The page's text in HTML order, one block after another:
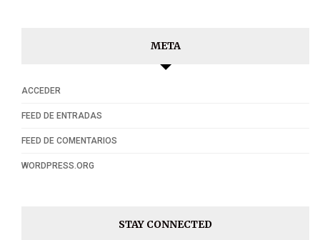
META
ACCEDER
FEED DE ENTRADAS
FEED DE COMENTARIOS
WORDPRESS.ORG
STAY CONNECTED